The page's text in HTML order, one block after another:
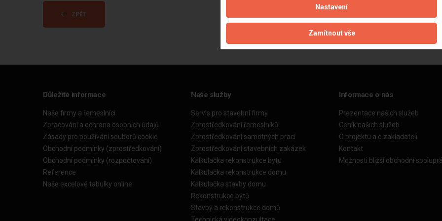
ZPĚT
Důležité informace
Naše firmy a řemeslníci
Zpracování a ochrana osobních údajů
Zásady pro používání souborů cookie
Obchodní podmínky (zprostředkování)
Obchodní podmínky (rozpočtování)
Reference
Naše excelové tabulky online
Naše služby
Servis pro stavební firmy
Zprostředkování řemeslníků
Zprostředkování samotných prací
Zprostředkování stavebních zakázek
Kalkulačka rekonstrukce bytu
Kalkulačka rekonstrukce domu
Kalkulačka stavby domu
Rekonstrukce bytů
Stavby a rekonstrukce domů
Informace o nás
Prezentace našich služeb
Ceník našich služeb
O projektu a o zakladateli
Kontakt
Možnosti bližší obchodní
Nastavení
Zamítnout vše